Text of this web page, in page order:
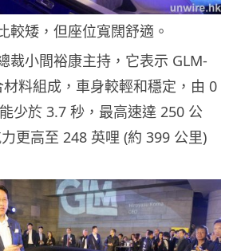
較矮，但座位寬闊舒適。
裁小間裕康主持，它表示 GLM-
料組成，車身較輕和穩定，由 0
少於 3.7 秒，最高速達 250 公
更高至 248 英哩 (約 399 公里)